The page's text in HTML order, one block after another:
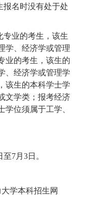
报名时没有处于处
专业的考生，该生
学、经济学或管理
业的考生，该生的
、经济学或管理学
该生的本科学士学
文学类；报考经济
学位须属于工学、
至7月 3日。
学本科招生网